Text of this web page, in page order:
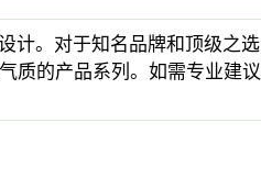
。对于知名品牌和顶级之选
质的产品系列。如需专业建